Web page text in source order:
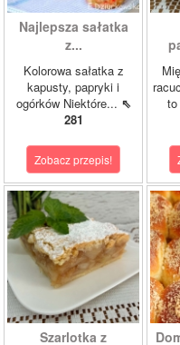
Najlepsza sałatka
z...
Kolorowa sałatka z
kapusty, papryki i
ogórków Niektóre... ⇖
281
Zobacz przepis!
Szarlotka z